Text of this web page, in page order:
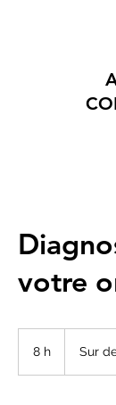
votre
8 h Sur